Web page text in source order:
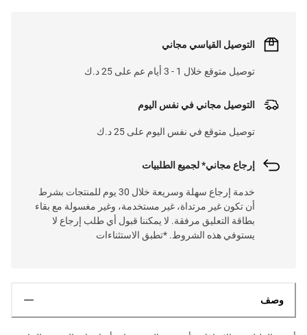
التوصيل القياسي مجاني
توصيل متوقع خلال 1 - 3 أيام عم على 25 د.ك
التوصيل مجاني في نفس اليوم
توصيل متوقع في نفس اليوم على 25 د.ك
إرجاع مجاني* لجميع الطلبيات
خدمة إرجاع سهلة وسريعة خلال 30 يوم للمنتجات بشرط
أن تكون غير مرتداة، غير مستخدمة، وغير مغسولة مع بقاء
بطاقة التعليق مرفقة. لا يمكننا قبول أي طلب إرجاع لا
يستوفي هذه الشروط. *تطبق الاستثناءات
وصف